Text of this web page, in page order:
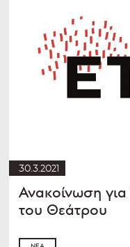
30.3.2021
Ανακοίνωση
του Θεάτρου